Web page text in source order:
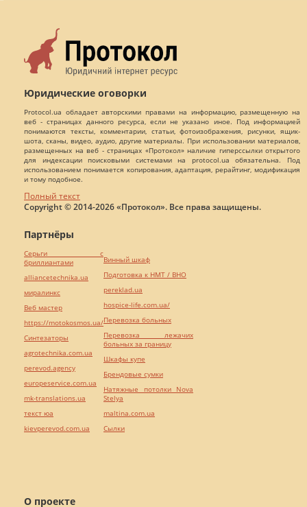
Юридические оговорки
Protocol.ua обладает авторскими правами на информацию, размещенную на
веб - страницах данного ресурса, если не указано иное. Под информацией
понимаются тексты, комментарии, статьи, фотоизображения, рисунки, ящик-
шота, сканы, видео, аудио, другие материалы. При использовании материалов,
размещенных на веб - страницах «Протокол» наличие гиперссылки открытого
для индексации поисковыми системами на protocol.ua обязательна. Под
использованием понимается копирования, адаптация, рерайтинг, модификация
и тому подобное.
Полный текст
Copyright © 2014-2026 «Протокол». Все права защищены.
О проекте
Партнёры
Серьги с
бриллиантами
alliancetechnika.ua
миралинкс
Веб мастер
https://motokosmos.ua/
Синтезаторы
agrotechnika.com.ua
perevod.agency
europeservice.com.ua
mk-translations.ua
текст юа
kievperevod.com.ua
Винный шкаф
Подготовка к НМТ / ВНО
pereklad.ua
hospice-life.com.ua/
Перевозка больных
Перевозка лежачих
больных за границу
Шкафы купе
Брендовые сумки
Натяжные потолки Nova
Stelya
maltina.com.ua
Cылки